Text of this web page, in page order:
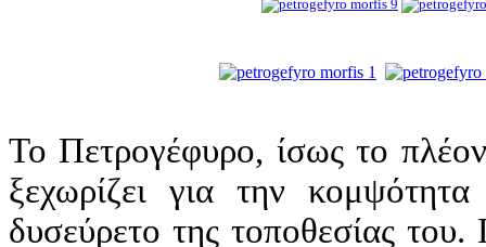
Το Πετρογέφυρο, ίσως το
ξεχωρίζει για την
δυσεύρετο της τοποθεσίας του.